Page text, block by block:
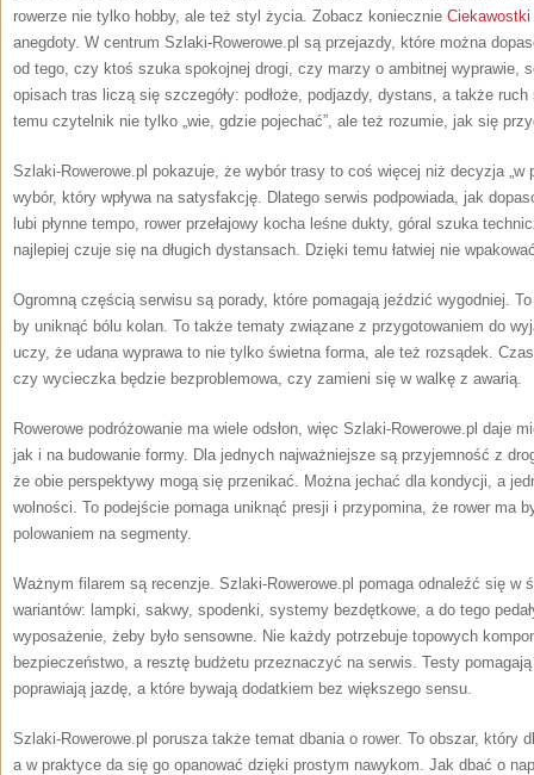
rowerze nie tylko hobby, ale też styl życia. Zobacz koniecznie Ciekawostki
anegdoty. W centrum Szlaki-Rowerowe.pl są przejazdy, które można
od tego, czy ktoś szuka spokojnej drogi, czy marzy o ambitnej wyprawie,
opisach tras liczą się szczegóły: podłoże, podjazdy, dystans, a także
temu czytelnik nie tylko „wie, gdzie pojechać”, ale też rozumie, jak się
Szlaki-Rowerowe.pl pokazuje, że wybór trasy to coś więcej niż decyzja „w
wybór, który wpływa na satysfakcję. Dlatego serwis podpowiada, jak
lubi płynne tempo, rower przełajowy kocha leśne dukty, góral szuka
najlepiej czuje się na długich dystansach. Dzięki temu łatwiej nie
Ogromną częścią serwisu są porady, które pomagają jeździć wygodniej.
by uniknąć bólu kolan. To także tematy związane z przygotowaniem do
uczy, że udana wyprawa to nie tylko świetna forma, ale też rozsądek.
czy wycieczka będzie bezproblemowa, czy zamieni się w walkę z awarią.
Rowerowe podróżowanie ma wiele odsłon, więc Szlaki-Rowerowe.pl daje
jak i na budowanie formy. Dla jednych najważniejsze są przyjemność z
że obie perspektywy mogą się przenikać. Można jechać dla kondycji, a
wolności. To podejście pomaga uniknąć presji i przypomina, że rower ma
polowaniem na segmenty.
Ważnym filarem są recenzje. Szlaki-Rowerowe.pl pomaga odnaleźć się w
wariantów: lampki, sakwy, spodenki, systemy bezdętkowe, a do tego
wyposażenie, żeby było sensowne. Nie każdy potrzebuje topowych
bezpieczeństwo, a resztę budżetu przeznaczyć na serwis. Testy
poprawiają jazdę, a które bywają dodatkiem bez większego sensu.
Szlaki-Rowerowe.pl porusza także temat dbania o rower. To obszar, który
a w praktyce da się go opanować dzięki prostym nawykom. Jak dbać o